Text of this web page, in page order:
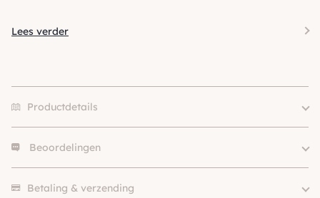
Lees verder
Productdetails
type
Kleur
Zwart
Beoordelingen
Betaling & verzending